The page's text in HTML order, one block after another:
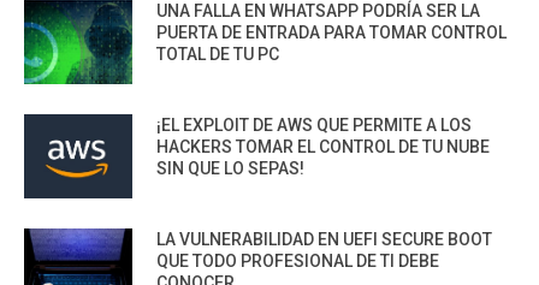
UNA FALLA EN WHATSAPP PODRÍA SER LA
PUERTA DE ENTRADA PARA TOMAR CONTROL
TOTAL DE TU PC
¡EL EXPLOIT DE AWS QUE PERMITE A LOS
HACKERS TOMAR EL CONTROL DE TU NUBE
SIN QUE LO SEPAS!
LA VULNERABILIDAD EN UEFI SECURE BOOT
QUE TODO PROFESIONAL DE TI DEBE